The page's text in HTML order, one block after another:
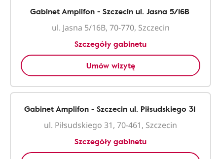
Gabinet Amplifon - Szczecin ul. Jasna 5/16B
ul. Jasna 5/16B, 70-770, Szczecin
Szczegóły gabinetu
Umów wizytę
Gabinet Amplifon - Szczecin ul. Piłsudskiego 31
ul. Piłsudskiego 31, 70-461, Szczecin
Szczegóły gabinetu